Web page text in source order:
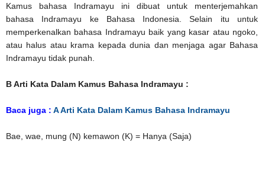
Kamus bahasa Indramayu ini dibuat untuk menterjemahkan
bahasa Indramayu ke Bahasa Indonesia. Selain itu untuk
memperkenalkan bahasa Indramayu baik yang kasar atau ngoko,
atau halus atau krama kepada dunia dan menjaga agar Bahasa
Indramayu tidak punah.
B Arti Kata Dalam Kamus Bahasa Indramayu :
Baca juga : A Arti Kata Dalam Kamus Bahasa Indramayu
Bae, wae, mung (N) kemawon (K) = Hanya (Saja)